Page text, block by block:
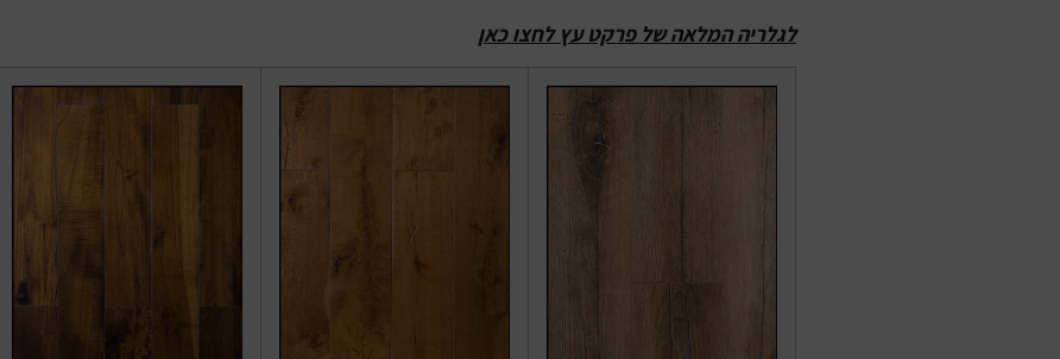
לגלריה המלאה של פרקט עץ לחצו כאן